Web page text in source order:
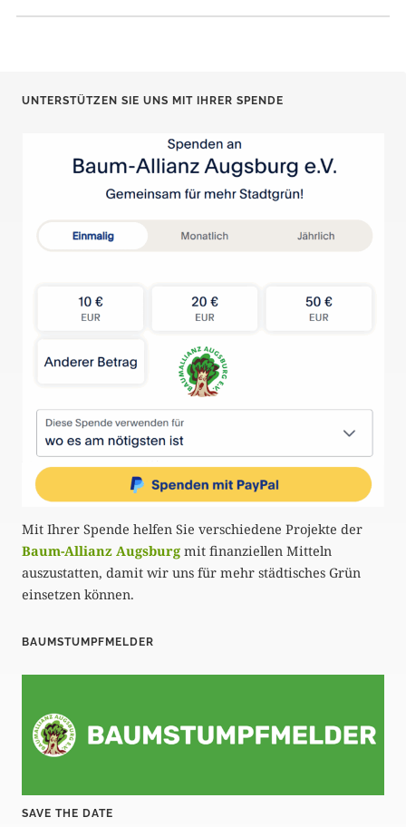
UNTERSTÜTZEN SIE UNS MIT IHRER SPENDE
Mit Ihrer Spende helfen Sie verschiedene Projekte der
Baum-Allianz Augsburg mit finanziellen Mitteln
auszustatten, damit wir uns für mehr städtisches Grün
einsetzen können.
BAUMSTUMPFMELDER
SAVE THE DATE